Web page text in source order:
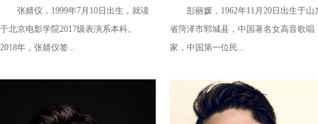
张婧仪，1999年7月10日出生，就读
于北京电影学院2017级表演系本科。
2018年，张婧仪签...
彭丽媛，1962年11月20日出生于山
省菏泽市郓城县，中国著名女高音歌唱
家，中国第一位民...